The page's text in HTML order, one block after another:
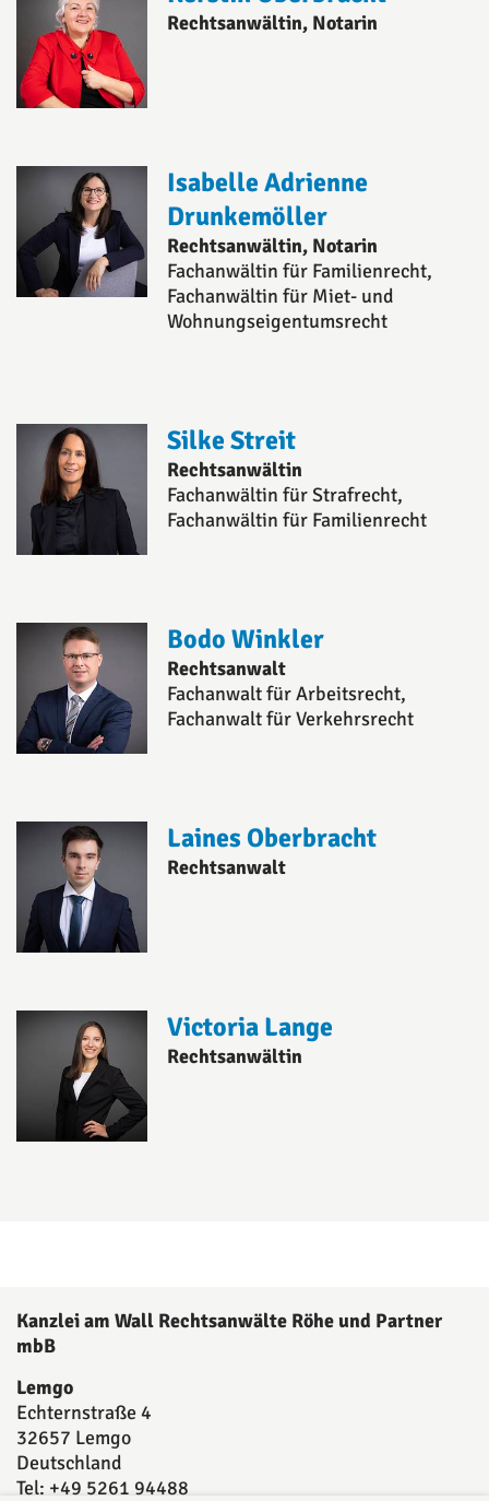
Rechtsanwältin, Notarin
Isabelle Adrienne
Drunkemöller
Rechtsanwältin, Notarin
Fachanwältin für Familienrecht,
Fachanwältin für Miet- und
Wohnungseigentumsrecht
Silke Streit
Rechtsanwältin
Fachanwältin für Strafrecht,
Fachanwältin für Familienrecht
Bodo Winkler
Rechtsanwalt
Fachanwalt für Arbeitsrecht,
Fachanwalt für Verkehrsrecht
Laines Oberbracht
Rechtsanwalt
Victoria Lange
Rechtsanwältin
Kanzlei am Wall Rechtsanwälte Röhe und Partner
mbB
Lemgo
Echternstraße 4
32657 Lemgo
Deutschland
Tel: +49 5261 94488